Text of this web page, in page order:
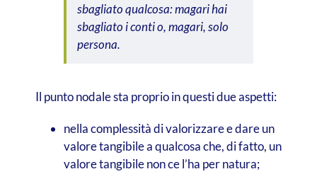
sbagliato qualcosa: magari hai
sbagliato i conti o, magari, solo
persona.
Il punto nodale sta proprio in questi due aspetti:
nella complessità di valorizzare e dare un
valore tangibile a qualcosa che, di fatto, un
valore tangibile non ce l’ha per natura;